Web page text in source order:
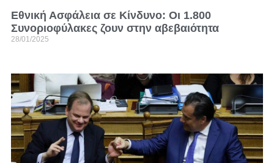
Εθνική Ασφάλεια σε Κίνδυνο: Οι 1.800
Συνοριοφύλακες ζουν στην αβεβαιότητα
28/01/2025